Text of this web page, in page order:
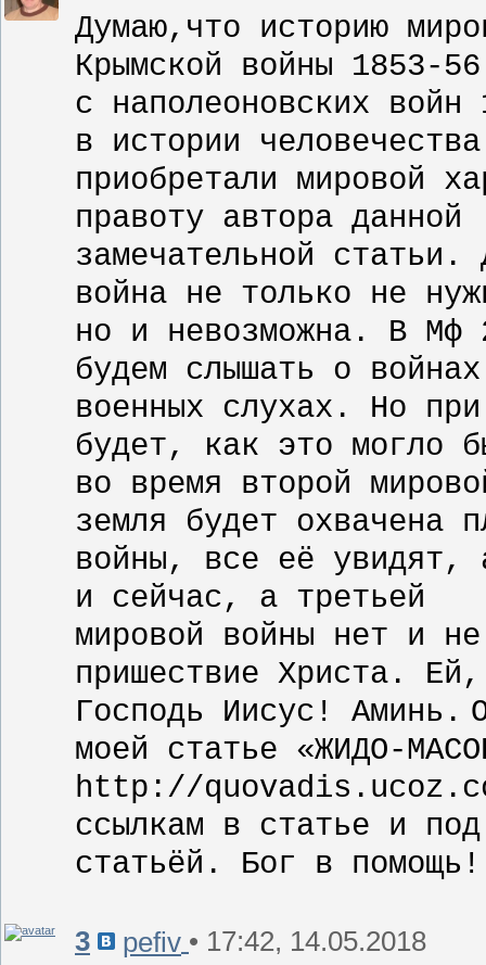
Думаю,что историю
Крымской войны 1853-
с наполеоновских
в истории человечества
приобретали мировой
правоту автора данной
замечательной статьи.
война не только не
но и невозможна. В Мф
будем слышать о
военных слухах. Но
будет, как это могло
во время второй
земля будет охвачена
войны, все её увидят,
и сейчас, а третьей
мировой войны нет и
пришествие Христа.
Господь Иисус! Аминь.
моей статье «ЖИДО-
http://
ссылкам в статье и под
статьёй. Бог в помощь!
3 pefiv • 17:42, 14.05.2018